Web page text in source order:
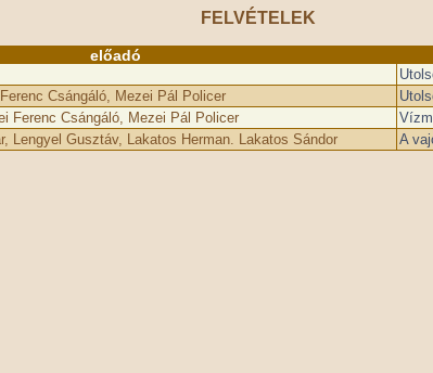
FELVÉTELEK
előadó
Csángáló, Mezei Pál Policer
Ferenc Csángáló, Mezei Pál Policer
Lengyel Gusztáv, Lakatos Herman. Lakatos Sándor A